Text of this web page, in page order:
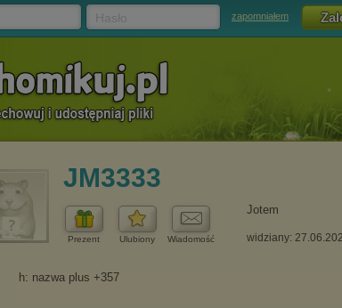
zapomniałem
JM3333
Prezent Ulubiony Wiadomość
Jotem
widziany: